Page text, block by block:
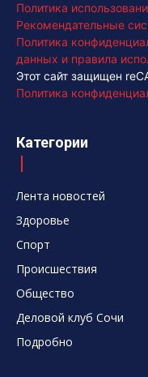
Политика
Рекомендательные
Политика
данных и правила
Этот сайт защищен
Политика
Категории
Лента новостей
Здоровье
Спорт
Происшествия
Общество
Деловой клуб Сочи
Подробно